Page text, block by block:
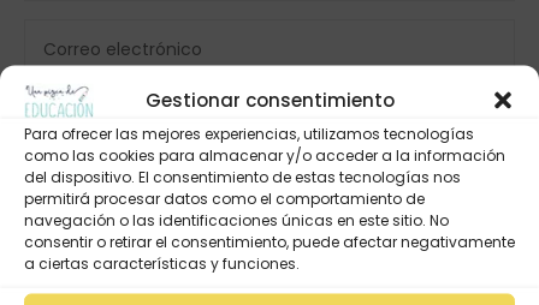
Gestionar consentimiento
Para ofrecer las mejores experiencias, utilizamos tecnologías
como las cookies para almacenar y/o acceder a la información
del dispositivo. El consentimiento de estas tecnologías nos
permitirá procesar datos como el comportamiento de
navegación o las identificaciones únicas en este sitio. No
consentir o retirar el consentimiento, puede afectar negativamente
a ciertas características y funciones.